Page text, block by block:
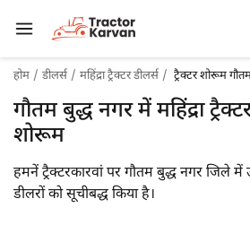
होम डीलर्स महिंद्रा ट्रैक्टर डीलर्स ट्रैक्टर शोरूम
गौतम बुद्ध नगर में महिंद्रा
शोरूम
हमनें ट्रैक्टरकारवां पर गौतम बुद्ध नगर जिले में
डीलरों को सूचीबद्ध किया है।